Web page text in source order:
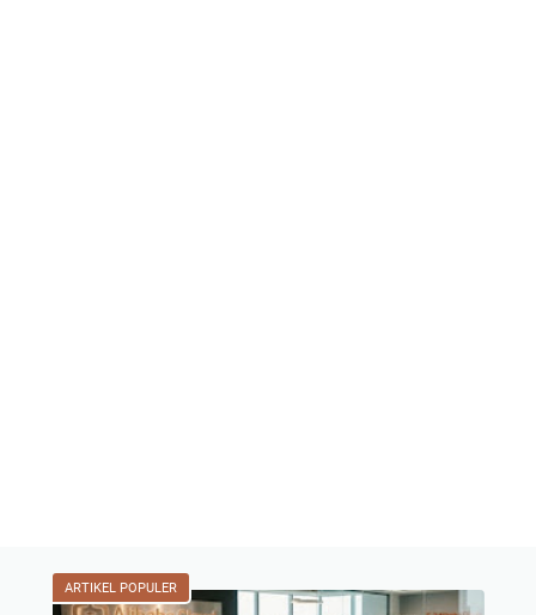
ARTIKEL POPULER